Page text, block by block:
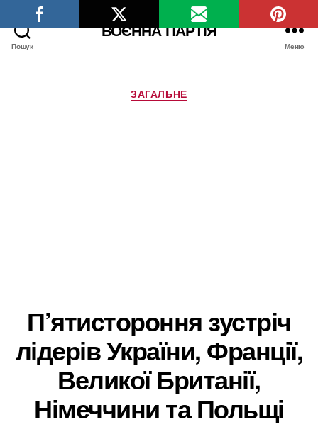
Пошук
ВОЄННА ПАРТІЯ
Меню
Категорії
ЗАГАЛЬНЕ
П’ятистороння зустріч
лідерів України, Франції,
Великої Британії,
Німеччини та Польщі